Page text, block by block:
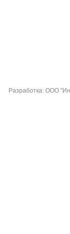
Разработка: ООО